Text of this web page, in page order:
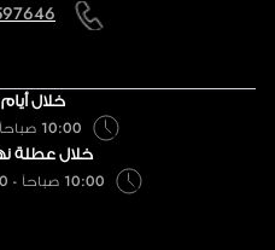
خلال
10:00 صباحاً - 11:00 مساءً
خلال عطلة
10:00 صباحاً - 12:00 منتصف الليل